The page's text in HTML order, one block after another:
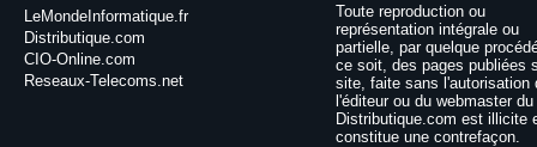
LeMondeInformatique.fr
Distributique.com
CIO-Online.com
Reseaux-Telecoms.net
Toute reproduction ou
représentation intégrale ou
partielle, par quelque
ce soit, des pages publiées
site, faite sans l'autorisation
l'éditeur ou du webmaster
Distributique.com est illicite
constitue une contrefaçon.